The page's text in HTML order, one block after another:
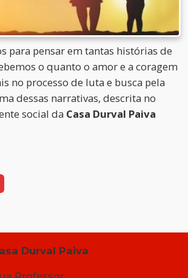
para pensar em tantas histórias de
o quanto o amor e a coragem
no processo de luta e busca pela
dessas narrativas, descrita no
social da Casa Durval Paiva
Durval Paiva